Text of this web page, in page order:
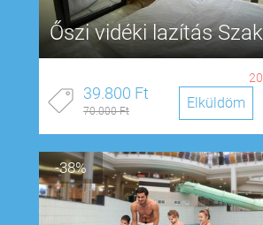
Őszi vidéki lazítás
20
39.800 Ft
70.000 Ft Elküldöm
-38%